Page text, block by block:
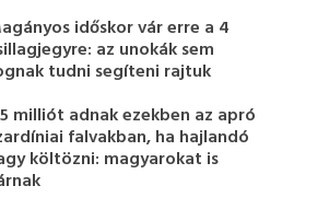
időskor vár erre a 4
az unokák sem
tudni segíteni rajtuk
milliót adnak ezekben az apró
falvakban, ha hajlandó
költözni: magyarokat is